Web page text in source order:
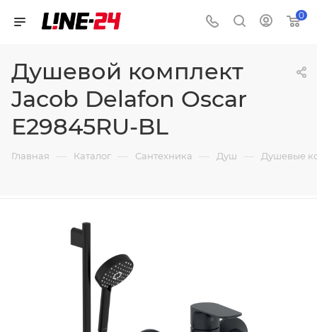
0
Душевой комплект
Jacob Delafon Oscar
E29845RU-BL
Главная — Каталог — Сантехника — Душ — Душевые